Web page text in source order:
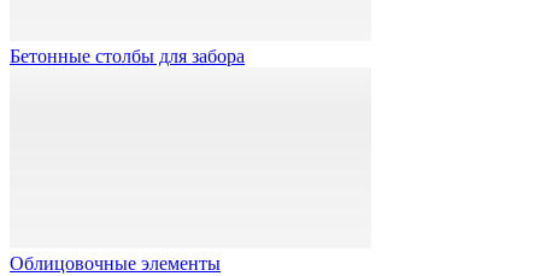
Бетонные столбы для забора
Облицовочные элементы